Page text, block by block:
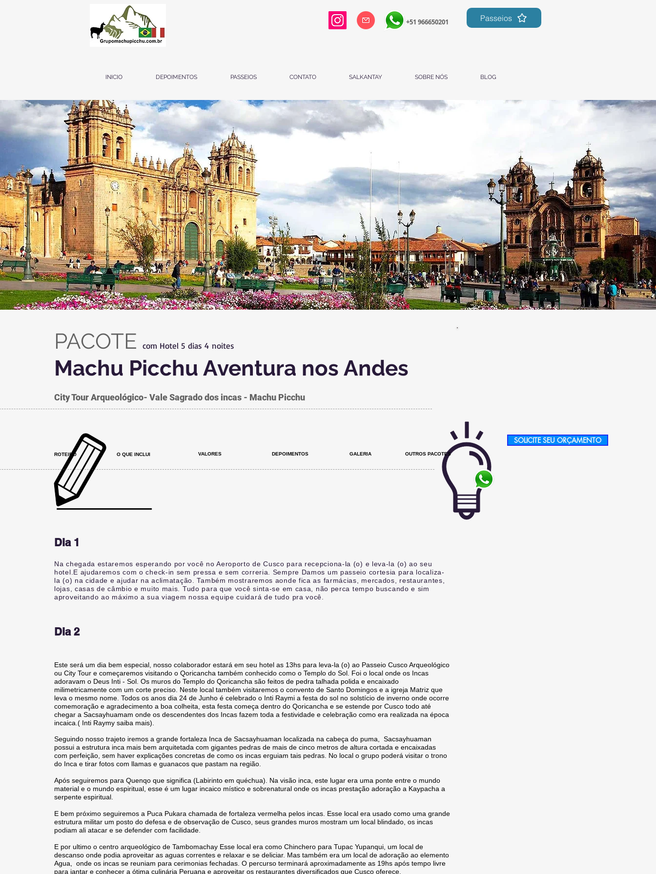
+51 966650201 Passeios
INICIO DEPOIMENTOS PASSEIOS CONTATO SALKANTAY SOBRE NÓS BLOG
PACOTE com Hotel 5 dias 4 noites
Machu Picchu Aventura nos Andes
City Tour Arqueológico- Vale Sagrado dos incas - Machu Picchu
ROTEIRO O QUE INCLUI VALORES DEPOIMENTOS GALERIA OUTROS PACOTES
SOLICITE SEU ORÇAMENTO
Dia 1
Na chegada estaremos esperando por você no Aeroporto de Cusco para recepciona-la (o) e leva-la (o) ao seu
hotel.E ajudaremos com o check-in sem pressa e sem correria. Sempre Damos um passeio cortesia para localiza-
la (o) na cidade e ajudar na aclimatação. Também mostraremos aonde fica as farmácias, mercados, restaurantes,
lojas, casas de câmbio e muito mais. Tudo para que você sinta-se em casa, não perca tempo buscando e sim
aproveitando ao máximo a sua viagem nossa equipe cuidará de tudo pra você.
Dia 2
Este será um dia bem especial, nosso colaborador estará em seu hotel as 13hs para leva-la (o) ao Passeio Cusco Arqueológico
ou City Tour e começaremos visitando o Qoricancha também conhecido como o Templo do Sol. Foi o local onde os Incas
adoravam o Deus Inti - Sol. Os muros do Templo do Qoricancha são feitos de pedra talhada polida e encaixado
milimetricamente com um corte preciso. Neste local também visitaremos o convento de Santo Domingos e a igreja Matriz que
leva o mesmo nome. Todos os anos dia 24 de Junho é celebrado o Inti Raymi a festa do sol no solstício de inverno onde ocorre
comemoração e agradecimento a boa colheita, esta festa começa dentro do Qoricancha e se estende por Cusco todo até
chegar a Sacsayhuamam onde os descendentes dos Incas fazem toda a festividade e celebração como era realizada na época
incaica.( Inti Raymy saiba mais).
Seguindo nosso trajeto iremos a grande fortaleza Inca de Sacsayhuaman localizada na cabeça do puma, Sacsayhuaman
possui a estrutura inca mais bem arquitetada com gigantes pedras de mais de cinco metros de altura cortada e encaixadas
com perfeição, sem haver explicações concretas de como os incas erguiam tais pedras. No local o grupo poderá visitar o trono
do Inca e tirar fotos com llamas e guanacos que pastam na região.
Após seguiremos para Quenqo que significa (Labirinto em quéchua). Na visão inca, este lugar era uma ponte entre o mundo
material e o mundo espiritual, esse é um lugar incaico místico e sobrenatural onde os incas prestação adoração a Kaypacha a
serpente espiritual.
E bem próximo seguiremos a Puca Pukara chamada de fortaleza vermelha pelos incas. Esse local era usado como uma grande
estrutura militar um posto do defesa e de observação de Cusco, seus grandes muros mostram um local blindado, os incas
podiam ali atacar e se defender com facilidade.
E por ultimo o centro arqueológico de Tambomachay Esse local era como Chinchero para Tupac Yupanqui, um local de
descanso onde podia aproveitar as aguas correntes e relaxar e se deliciar. Mas também era um local de adoração ao elemento
Agua, onde os incas se reuniam para cerimonias fechadas. O percurso terminará aproximadamente as 19hs após tempo livre
para jantar e conhecer a ótima culinária Peruana e aproveitar os restaurantes diversificados que Cusco oferece.